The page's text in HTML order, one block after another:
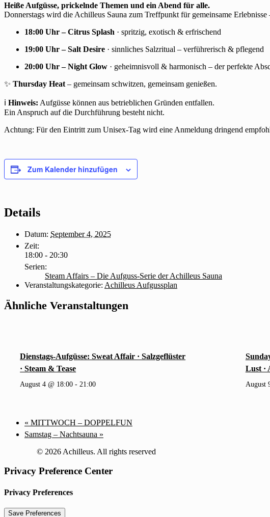
Heiße Aufgüsse, prickelnde Themen und ein Abend für alle.
Donnerstags wird die Achilleus Sauna zum Treffpunkt für gemeinsame
18:00 Uhr – Citrus Splash · spritzig, exotisch & erfrischend
19:00 Uhr – Salt Desire · sinnliches Salzritual – verführerisch & pflegend
20:00 Uhr – Night Glow · geheimnisvoll & harmonisch – der perfekte
✨ Thursday Heat – gemeinsam schwitzen, gemeinsam genießen.
ℹ️ Hinweis: Aufgüsse können aus betrieblichen Gründen entfallen.
Ein Anspruch auf die Durchführung besteht nicht.
Achtung: Für den Eintritt zum Unisex-Tag wird eine Anmeldung dringend
Zum Kalender hinzufügen
Details
Datum: September 4, 2025
Zeit:
18:00 - 20:30
Serien:
Steam Affairs – Die Aufguss-Serie der Achilleus Sauna
Veranstaltungskategorie: Achilleus Aufgussplan
Ähnliche Veranstaltungen
Dienstags-Aufgüsse: Sweat Affair · Salzgeflüster
· Steam & Tease
August 4 @ 18:00 - 21:00
Lust ·
August
« MITTWOCH – DOPPELFUN
Samstag – Nachtsauna »
© 2026 Achilleus. All rights reserved
Privacy Preference Center
Privacy Preferences